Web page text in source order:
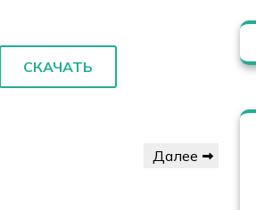
СКАЧАТЬ
Следующая
Далее